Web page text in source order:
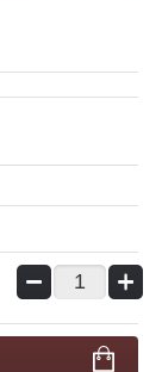
− +